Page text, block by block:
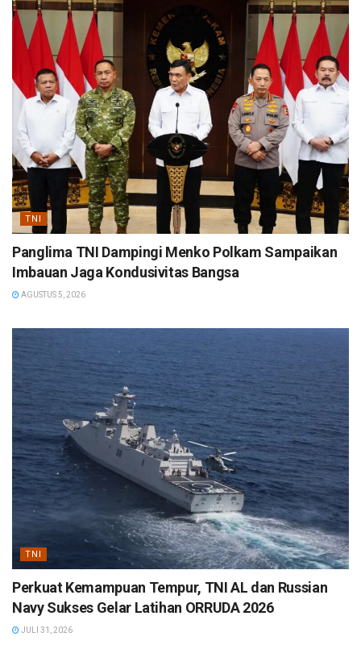
TNI
Panglima TNI Dampingi Menko Polkam Sampaikan
Imbauan Jaga Kondusivitas Bangsa
AGUSTUS 5, 2026
TNI
Perkuat Kemampuan Tempur, TNI AL dan Russian
Navy Sukses Gelar Latihan ORRUDA 2026
JULI 31, 2026